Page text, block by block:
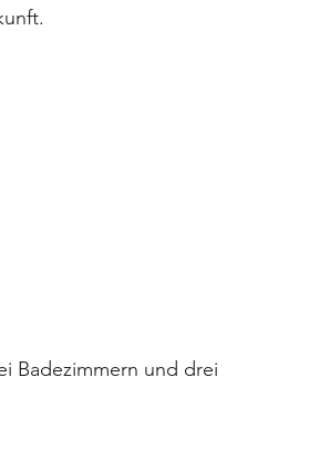
Badezimmern und drei